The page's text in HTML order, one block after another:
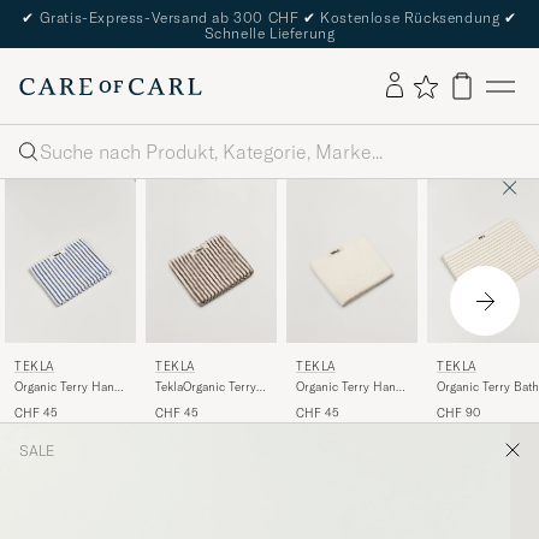
✔ Gratis-Express-Versand ab 300 CHF ✔ Kostenlose Rücksendung ✔
Schnelle Lieferung
Suche
TEKLA
Organic Terry Hand
Stripes
CHF 45
TEKLA
TeklaOrganic Terry
Stripes
CHF 45
TEKLA
Organic Terry Hand
CHF 45
TEKLA
Organic Terry Bath
Stripes
CHF 90
SALE